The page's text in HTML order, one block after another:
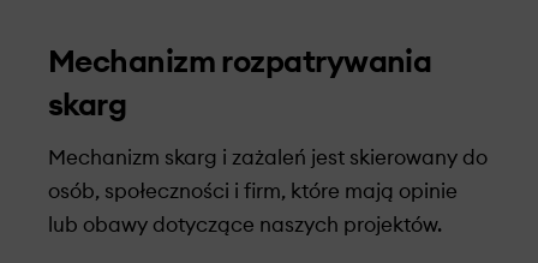
Mechanizm rozpatrywania
skarg
Mechanizm skarg i zażaleń jest skierowany do
osób, społeczności i firm, które mają opinie
lub obawy dotyczące naszych projektów.